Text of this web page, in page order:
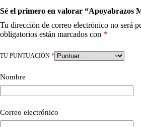
Sé el primero en valorar “Apoyabrazos
Tu dirección de correo electrónico no será
obligatorios están marcados con *
TU PUNTUACIÓN *
Nombre
Correo electrónico